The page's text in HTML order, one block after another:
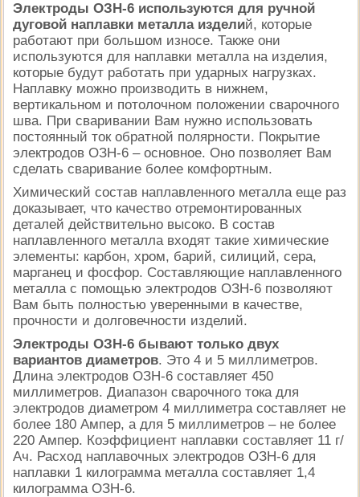
Электроды ОЗН-6 используются для ручной
дуговой наплавки металла изделий, которые
работают при большом износе. Также они
используются для наплавки металла на изделия,
которые будут работать при ударных нагрузках.
Наплавку можно производить в нижнем,
вертикальном и потолочном положении сварочного
шва. При сваривании Вам нужно использовать
постоянный ток обратной полярности. Покрытие
электродов ОЗН-6 – основное. Оно позволяет Вам
сделать сваривание более комфортным.
Химический состав наплавленного металла еще раз
доказывает, что качество отремонтированных
деталей действительно высоко. В состав
наплавленного металла входят такие химические
элементы: карбон, хром, барий, силиций, сера,
марганец и фосфор. Составляющие наплавленного
металла с помощью электродов ОЗН-6 позволяют
Вам быть полностью уверенными в качестве,
прочности и долговечности изделий.
Электроды ОЗН-6 бывают только двух
вариантов диаметров. Это 4 и 5 миллиметров.
Длина электродов ОЗН-6 составляет 450
миллиметров. Диапазон сварочного тока для
электродов диаметром 4 миллиметра составляет не
более 180 Ампер, а для 5 миллиметров – не более
220 Ампер. Коэффициент наплавки составляет 11 г/
Ач. Расход наплавочных электродов ОЗН-6 для
наплавки 1 килограмма металла составляет 1,4
килограмма ОЗН-6.